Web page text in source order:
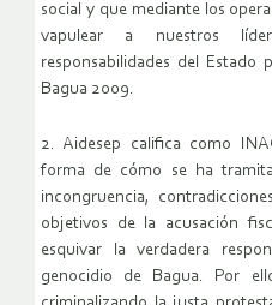
social y que mediante los
vapulear a nuestros
responsabilidades del
Bagua 2009.
2. Aidesep califica como
forma de cómo se ha
incongruencia,
objetivos de la acusación
esquivar la verdadera
genocidio de Bagua. Por